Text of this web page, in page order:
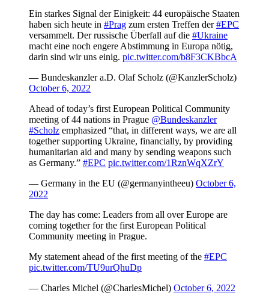
Ein starkes Signal der Einigkeit: 44 europäische Staaten
haben sich heute in #Prag zum ersten Treffen der#EPC
versammelt. Der russische Überfall auf die #Ukraine
macht eine noch engere Abstimmung in Europa nötig,
darin sind wir uns einig. pic.twitter.com/b8F3CKBbcA
— Bundeskanzler a.D. Olaf Scholz (@KanzlerScholz)
October 6, 2022
Ahead of today’s first European Political Community
meeting of 44 nations in Prague @Bundeskanzler
#Scholz emphasized “that, in different ways, we are all
together supporting Ukraine, financially, by providing
humanitarian aid and many by sending weapons such
as Germany.” #EPC pic.twitter.com/1RznWqXZrY
— Germany in the EU (@germanyintheeu) October 6,
2022
The day has come: Leaders from all over Europe are
coming together for the first European Political
Community meeting in Prague.
My statement ahead of the first meeting of the #EPC
pic.twitter.com/TU9urQhuDp
— Charles Michel (@CharlesMichel) October 6, 2022